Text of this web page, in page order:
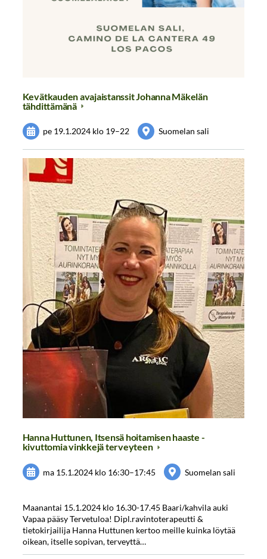
Kevätkauden avajaistanssit Johanna Mäkelän
tähdittämänä
pe 19.1.2024 klo 19–22 Suomelan sali
Hanna Huttunen, Itsensä hoitamisen haaste -
kivuttomia vinkkejä terveyteen
ma 15.1.2024 klo 16:30–17:45 Suomelan sali
Maanantai 15.1.2024 klo 16.30-17.45 Baari/kahvila auki
Vapaa pääsy Tervetuloa! Dipl.ravintoterapeutti &
tietokirjailija Hanna Huttunen kertoo meille kuinka löytää
oikean, itselle sopivan, terveyttä…